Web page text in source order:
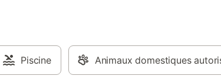
Piscine Animaux domestiques